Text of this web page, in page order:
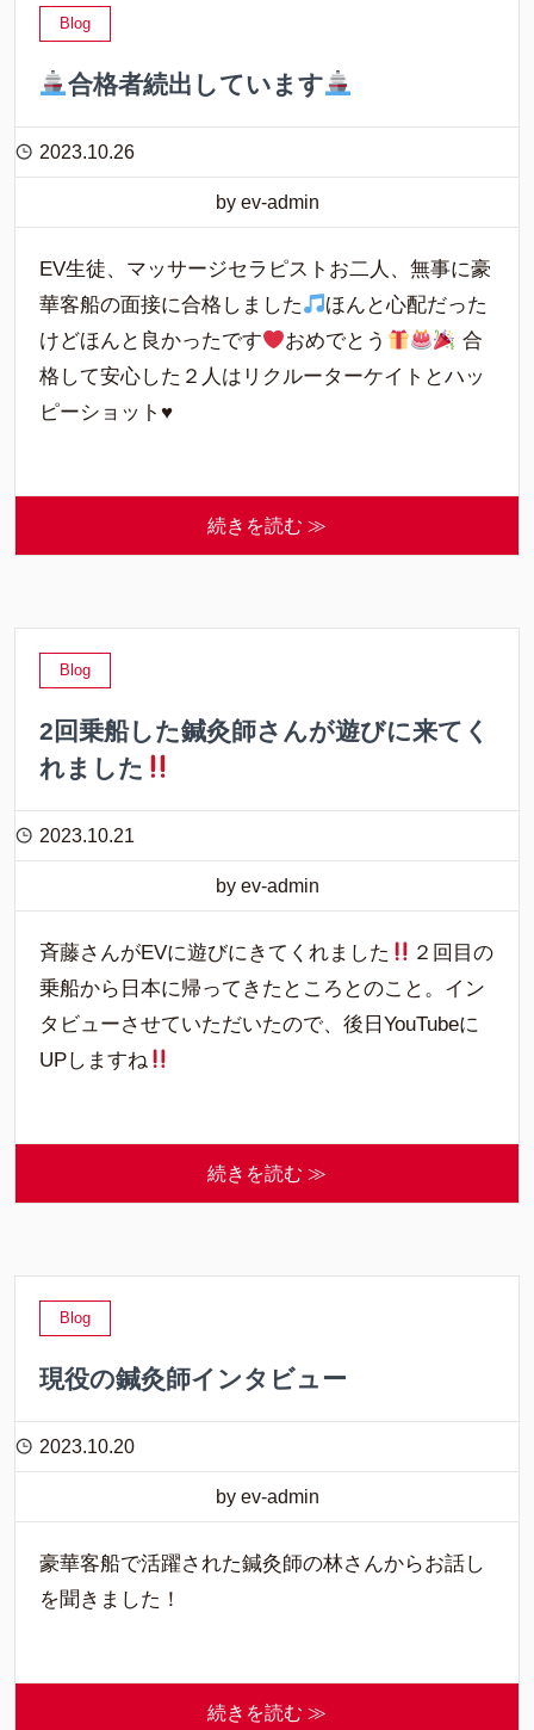
Blog
合格者続出しています
2023.10.26
by ev-admin
EV生徒、マッサージセラピストお二人、無事に豪
華客船の面接に合格しました
ほんと心配だった
けどほんと良かったです
おめでとう
合
格して安心した２人はリクルーターケイトとハッ
ピーショット♥
続きを読む ≫
Blog
2回乗船した鍼灸師さんが遊びに来てく
れました
2023.10.21
by ev-admin
斉藤さんがEVに遊びにきてくれました
２回目の
乗船から日本に帰ってきたところとのこと。イン
タビューさせていただいたので、後日YouTubeに
UPしますね
続きを読む ≫
Blog
現役の鍼灸師インタビュー
2023.10.20
by ev-admin
豪華客船で活躍された鍼灸師の林さんからお話し
を聞きました！
続きを読む ≫